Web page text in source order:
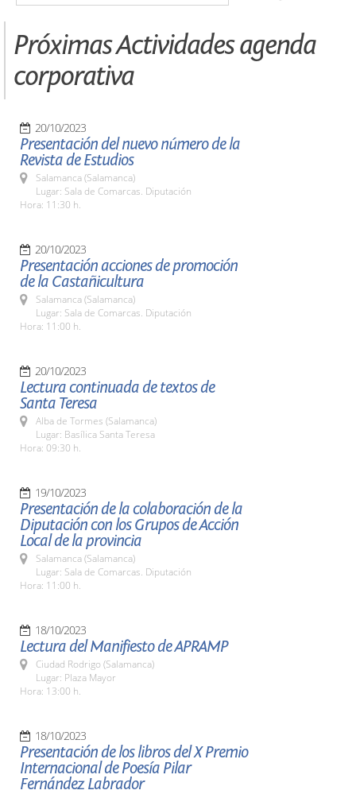
Próximas Actividades agenda
corporativa
20/10/2023
Presentación del nuevo número de la
Revista de Estudios
Salamanca (Salamanca)
Lugar: Sala de Comarcas. Diputación
Hora: 11:30 h.
20/10/2023
Presentación acciones de promoción
de la Castañicultura
Salamanca (Salamanca)
Lugar: Sala de Comarcas. Diputación
Hora: 11:00 h.
20/10/2023
Lectura continuada de textos de
Santa Teresa
Alba de Tormes (Salamanca)
Lugar: Basílica Santa Teresa
Hora: 09:30 h.
19/10/2023
Presentación de la colaboración de la
Diputación con los Grupos de Acción
Local de la provincia
Salamanca (Salamanca)
Lugar: Sala de Comarcas. Diputación
Hora: 11:00 h.
18/10/2023
Lectura del Manifiesto de APRAMP
Ciudad Rodrigo (Salamanca)
Lugar: Plaza Mayor
Hora: 13:00 h.
18/10/2023
Presentación de los libros del X Premio
Internacional de Poesía Pilar
Fernández Labrador